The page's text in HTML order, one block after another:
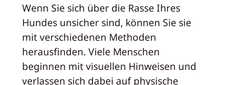
Wenn Sie sich über die Rasse Ihres
Hundes unsicher sind, können Sie sie
mit verschiedenen Methoden
herausfinden. Viele Menschen
beginnen mit visuellen Hinweisen und
verlassen sich dabei auf physische